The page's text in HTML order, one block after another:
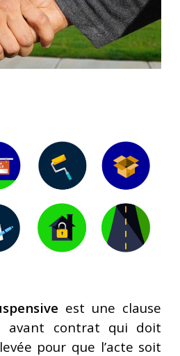
est une clause
avant contrat qui doit
pour que l’acte soit